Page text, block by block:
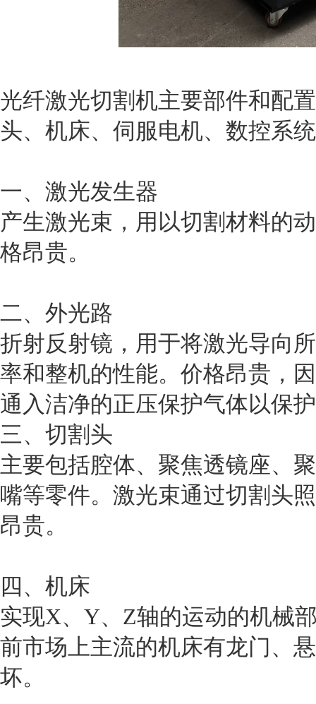
光纤激光切割机主要部件和配
头、机床、伺服电机、数控系
一、激光发生器
产生激光束，用以切割材料的
格昂贵。
二、外光路
折射反射镜，用于将激光导向
率和整机的性能。价格昂贵，
通入洁净的正压保护气体以保
三、切割头
主要包括腔体、聚焦透镜座、
嘴等零件。激光束通过切割头
昂贵。
四、机床
实现X、Y、Z轴的运动的机械
前市场上主流的机床有龙门、
坏。